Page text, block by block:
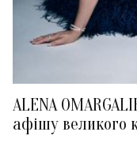
ALENA
афішу великого